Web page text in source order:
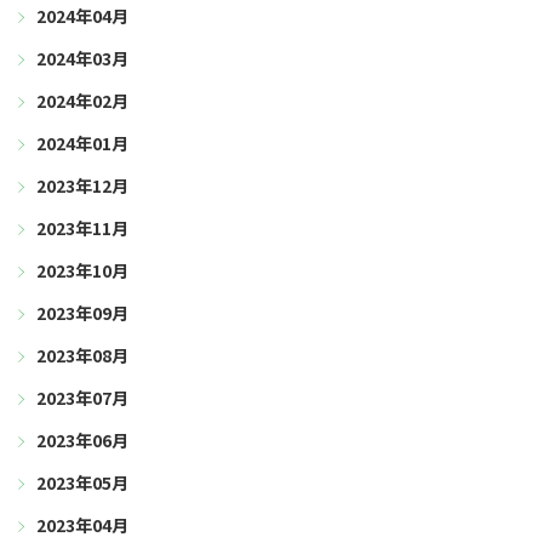
2024年04月
2024年03月
2024年02月
2024年01月
2023年12月
2023年11月
2023年10月
2023年09月
2023年08月
2023年07月
2023年06月
2023年05月
2023年04月